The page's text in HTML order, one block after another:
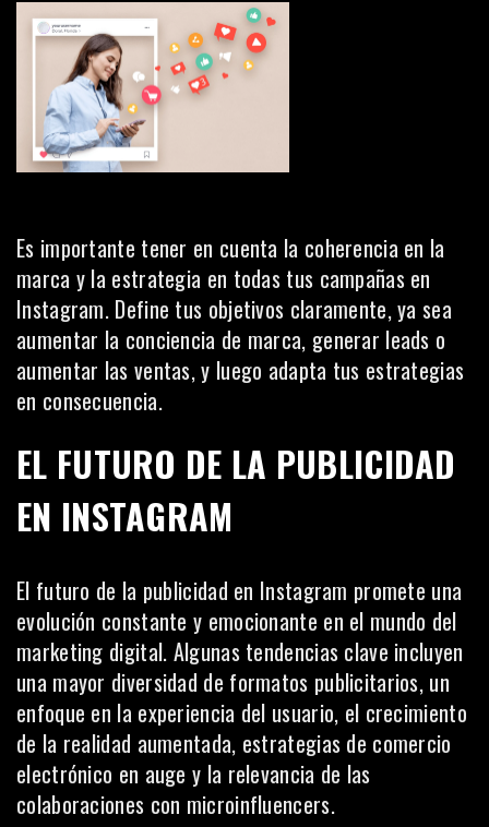
Es importante tener en cuenta la coherencia en la
marca y la estrategia en todas tus campañas en
Instagram. Define tus objetivos claramente, ya sea
aumentar la conciencia de marca, generar leads o
aumentar las ventas, y luego adapta tus estrategias
en consecuencia.
EL FUTURO DE LA PUBLICIDAD
EN INSTAGRAM
El futuro de la publicidad en Instagram promete una
evolución constante y emocionante en el mundo del
marketing digital. Algunas tendencias clave incluyen
una mayor diversidad de formatos publicitarios, un
enfoque en la experiencia del usuario, el crecimiento
de la realidad aumentada, estrategias de comercio
electrónico en auge y la relevancia de las
colaboraciones con microinfluencers.